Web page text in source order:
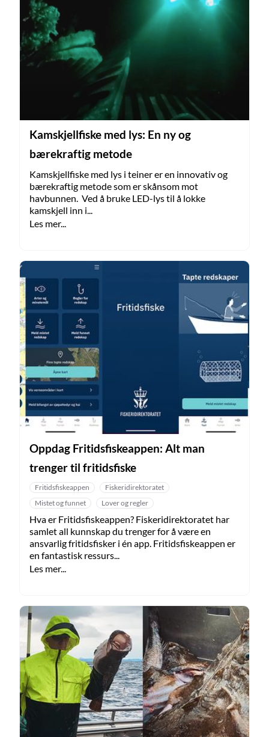
Kamskjellfiske med lys: En ny og
bærekraftig metode
Kamskjellfiske med lys i teiner er en innovativ og
bærekraftig metode som er skånsom mot
havbunnen. Ved å bruke LED-lys til å lokke
kamskjell inn i...
Les mer...
Oppdag Fritidsfiskeappen: Alt man
trenger til fritidsfiske
Fritidsfiskeappen
Fiskeridirektoratet
Mistet og funnet
Lover og regler
Hva er Fritidsfiskeappen? Fiskeridirektoratet har
samlet all kunnskap du trenger for å være en
ansvarlig fritidsfisker i én app. Fritidsfiskeappen er
en fantastisk ressurs...
Les mer...